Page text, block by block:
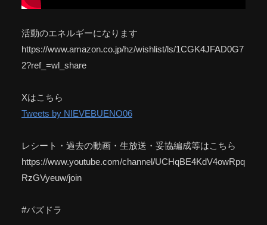
活動のエネルギーになります
https://www.amazon.co.jp/hz/wishlist/ls/1CGK4JFAD0G7
2?ref_=wl_share
Xはこちら
Tweets by NIEVEBUENO06
レシート・過去の動画・生放送・妥協編成等はこちら
https://www.youtube.com/channel/UCHqBE4KdV4owRpq
RzGVyeuw/join
#パズドラ